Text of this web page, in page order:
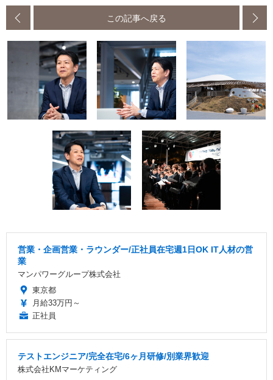
この記事へ戻る
営業・企画営業・ラウンダー/正社員在宅週1日OK IT人材の営
業
マンパワーグループ株式会社
東京都
月給33万円～
正社員
テストエンジニア/完全在宅/6ヶ月研修/別業界歓迎
株式会社KMマーケティング